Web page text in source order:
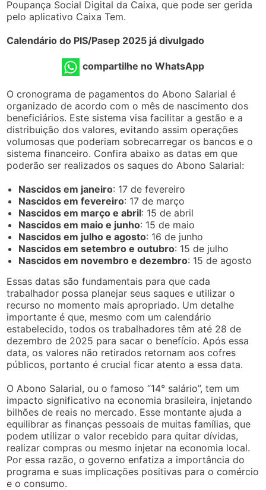
Poupança Social Digital da Caixa, que pode ser gerida
pelo aplicativo Caixa Tem.
Calendário do PIS/Pasep 2025 já divulgado
compartilhe no WhatsApp
O cronograma de pagamentos do Abono Salarial é
organizado de acordo com o mês de nascimento dos
beneficiários. Este sistema visa facilitar a gestão e a
distribuição dos valores, evitando assim operações
volumosas que poderiam sobrecarregar os bancos e o
sistema financeiro. Confira abaixo as datas em que
poderão ser realizados os saques do Abono Salarial:
Nascidos em janeiro: 17 de fevereiro
Nascidos em fevereiro: 17 de março
Nascidos em março e abril: 15 de abril
Nascidos em maio e junho: 15 de maio
Nascidos em julho e agosto: 16 de junho
Nascidos em setembro e outubro: 15 de julho
Nascidos em novembro e dezembro: 15 de agosto
Essas datas são fundamentais para que cada
trabalhador possa planejar seus saques e utilizar o
recurso no momento mais apropriado. Um detalhe
importante é que, mesmo com um calendário
estabelecido, todos os trabalhadores têm até 28 de
dezembro de 2025 para sacar o benefício. Após essa
data, os valores não retirados retornam aos cofres
públicos, portanto é crucial ficar atento a essa data.
O Abono Salarial, ou o famoso “14° salário”, tem um
impacto significativo na economia brasileira, injetando
bilhões de reais no mercado. Esse montante ajuda a
equilibrar as finanças pessoais de muitas famílias, que
podem utilizar o valor recebido para quitar dívidas,
realizar compras ou mesmo injetar na economia local.
Por essa razão, o governo enfatiza a importância do
programa e suas implicações positivas para o comércio
e o consumo.